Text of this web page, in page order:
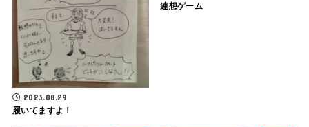
2023.08.29
履いてますよ！
連想ゲーム